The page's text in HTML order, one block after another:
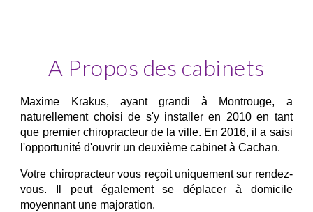
A Propos des cabinets
Maxime Krakus, ayant grandi à Montrouge, a
naturellement choisi de s'y installer en 2010 en tant
que premier chiropracteur de la ville. En 2016, il a saisi
l'opportunité d'ouvrir un deuxième cabinet à Cachan.
Votre chiropracteur vous reçoit uniquement sur rendez-
vous. Il peut également se déplacer à domicile
moyennant une majoration.